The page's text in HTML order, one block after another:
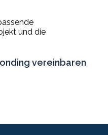
und die
vereinbaren